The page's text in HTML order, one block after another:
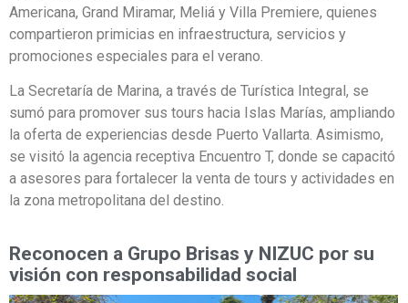
Americana, Grand Miramar, Meliá y Villa Premiere, quienes
compartieron primicias en infraestructura, servicios y
promociones especiales para el verano.
La Secretaría de Marina, a través de Turística Integral, se
sumó para promover sus tours hacia Islas Marías, ampliando
la oferta de experiencias desde Puerto Vallarta. Asimismo,
se visitó la agencia receptiva Encuentro T, donde se capacitó
a asesores para fortalecer la venta de tours y actividades en
la zona metropolitana del destino.
Reconocen a Grupo Brisas y NIZUC por su
visión con responsabilidad social